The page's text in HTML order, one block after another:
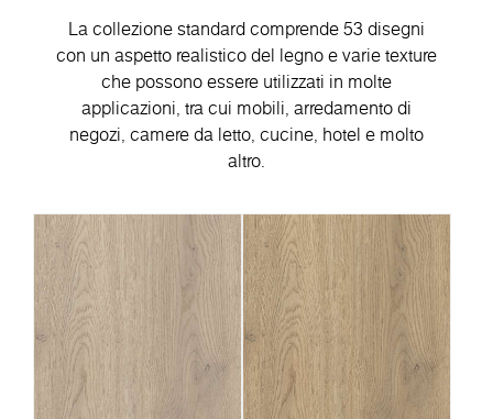
La collezione standard comprende 53 disegni
con un aspetto realistico del legno e varie texture
che possono essere utilizzati in molte
applicazioni, tra cui mobili, arredamento di
negozi, camere da letto, cucine, hotel e molto
altro.